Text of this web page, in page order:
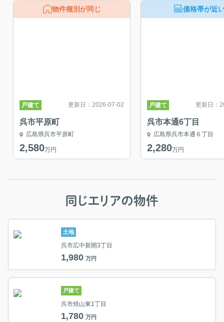
物件種別が同じ
戸建て 更新日：2026-07-02
呉市平原町
広島県呉市平原町
2,580万円
価格帯が近
戸建て 更新日：
呉市本通6丁目
広島県呉市本通６丁目
2,280万円
同じエリアの物件
土地
呉市広中新開3丁目
1,980 万円
戸建て
呉市焼山東1丁目
1,780 万円